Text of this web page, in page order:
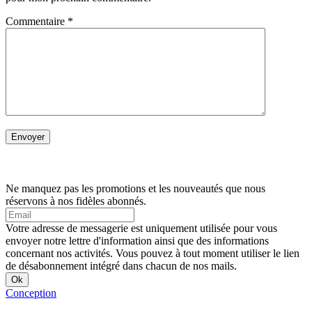
Commentaire *
Ne manquez pas les promotions et les nouveautés que nous
réservons à nos fidèles abonnés.
Votre adresse de messagerie est uniquement utilisée pour vous
envoyer notre lettre d'information ainsi que des informations
concernant nos activités. Vous pouvez à tout moment utiliser le lien
de désabonnement intégré dans chacun de nos mails.
Conception